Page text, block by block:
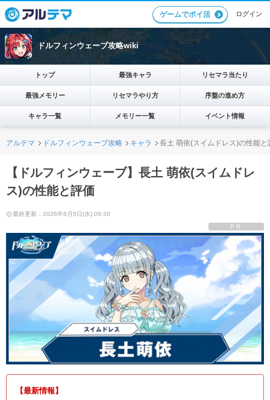
ゲームでポイ活 ログイン
ドルフィンウェーブ攻略wiki
トップ 最強キャラ リセマラ当たり
最強メモリー リセマラやり方 序盤の進め方
キャラ一覧 メモリー一覧 イベント情報
アルテマ ドルフィンウェーブ攻略 キャラ 長土 萌依(スイムドレス)の性能と
【ドルフィンウェーブ】長土 萌依(スイムドレ
ス)の性能と評価
最終更新：2026年8月5日(水) 09:30
PR
【最新情報】